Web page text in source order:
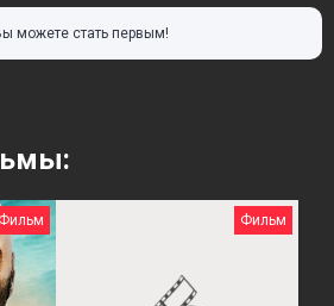
можете стать первым!
Фильм Фильм